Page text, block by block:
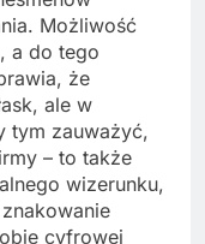
Możliwość
a do tego
że
ale w
tym zauważyć,
– to także
wizerunku,
cyfrowej